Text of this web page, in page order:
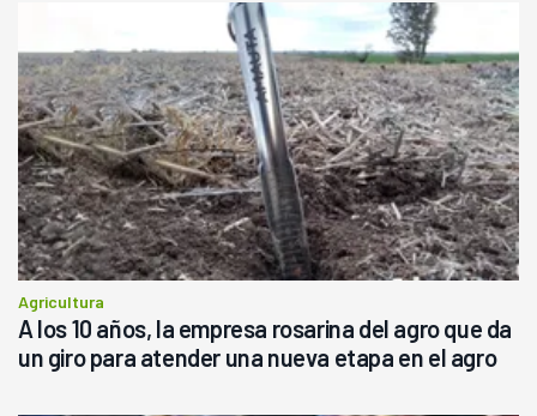
Agricultura
A los 10 años, la empresa rosarina del agro que da
un giro para atender una nueva etapa en el agro